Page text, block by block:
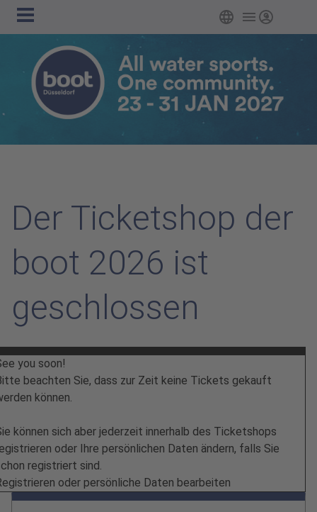
Zum Hauptinhalt springen
Hauptnavigation
DeutschLogin
Der Ticketshop der
boot 2026 ist
geschlossen
you soon!
beachten Sie, dass zur Zeit keine Tickets gekauft
können.
können sich aber jederzeit innerhalb des Ticketshops
oder Ihre persönlichen Daten ändern, falls Sie
registriert sind.
oder persönliche Daten bearbeiten